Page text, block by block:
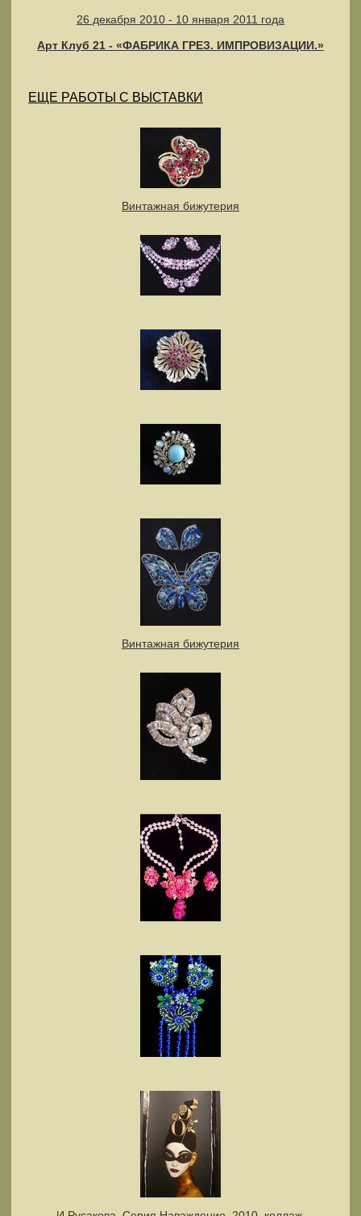
26 декабря 2010 - 10 января 2011 года
Арт Клуб 21 - «ФАБРИКА ГРЕЗ. ИМПРОВИЗАЦИИ.»
ЕЩЕ РАБОТЫ С ВЫСТАВКИ
Винтажная бижутерия
Винтажная бижутерия